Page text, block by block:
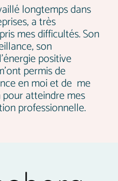
longtemps dans
a très
mes difficultés. Son
son
positive
permis de
en moi et de me
atteindre mes
professionnelle.